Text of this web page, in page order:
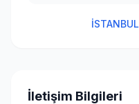
İSTANBUL
İletişim Bilgileri